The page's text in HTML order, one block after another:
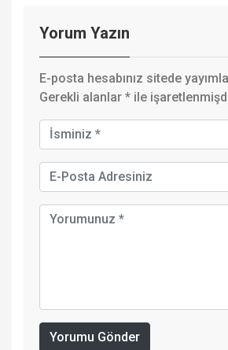
Yorum Yazın
E-posta hesabınız sitede
Gerekli alanlar * ile
Yorumu Gönder